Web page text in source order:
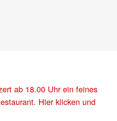
ab 18.00 Uhr ein feines
Hier klicken und